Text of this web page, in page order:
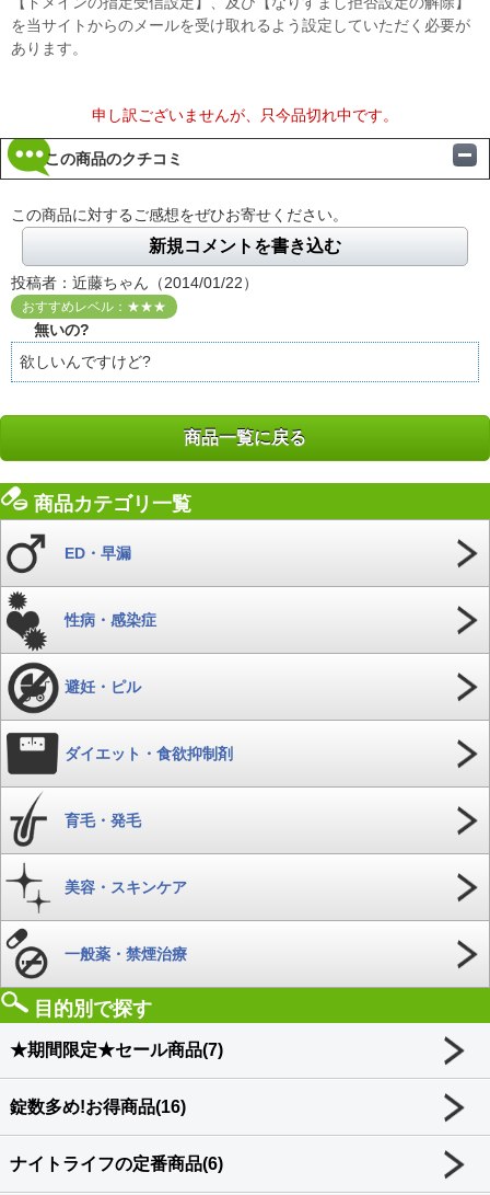
を当サイトからのメールを受け取れるよう設定していただく必要が
あります。
申し訳ございませんが、只今品切れ中です。
この商品のクチコミ
この商品に対するご感想をぜひお寄せください。
新規コメントを書き込む
投稿者：近藤ちゃん（2014/01/22）
おすすめレベル：★★★
無いの?
欲しいんですけど?
商品一覧に戻る
商品カテゴリ一覧
ED・早漏
性病・感染症
避妊・ピル
ダイエット・食欲抑制剤
育毛・発毛
美容・スキンケア
一般薬・禁煙治療
目的別で探す
★期間限定★セール商品(7)
錠数多め!お得商品(16)
ナイトライフの定番商品(6)